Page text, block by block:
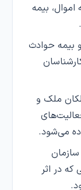
اموال، بیمه
حوادث
ملک و
می‌شود.
که در اثر